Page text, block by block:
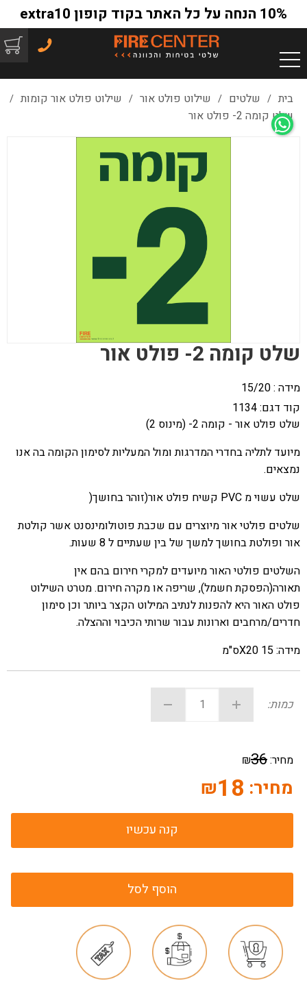
10% הנחה על כל האתר בקוד קופון extra10
בית / שלטים / שילוט פולט אור / שילוט פולט אור קומות /
שלט קומה 2- פולט אור
שלט קומה 2- פולט אור
מידה : 15/20
קוד דגם:1134
שלט פולט אור - קומה 2- (מינוס 2)
מיועד לתליה בחדרי המדרגות ומול המעליות לסימון הקומה בה אנו
נמצאים.
שלט עשוי מ PVC קשיח פולט אור(זוהר בחושך)
שלטים פולטי אור מיוצרים עם שכבת פוטולומינסנט אשר קולטת
אור ופולטת בחושך למשך של בין שעתיים ל 8 שעות
.
השלטים פולטי האור מיועדים למקרי חירום בהם אין
תאורה(הפסקת חשמל), שריפה או מקרה חירום. מטרט השילוט
פולט האור היא להפנות לנתיב המילוט הקצר ביותר וכן סימון
חדרים/מרחבים וארונות עבור שרותי הכיבוי וההצלה.
מידה: 15
X20ס"מ
כמות:
מחיר:36
₪
מחיר: 18
₪
קנה עכשיו
הוסף לסל